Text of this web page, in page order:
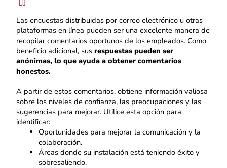
Las encuestas distribuidas por correo electrónico u otras
plataformas en línea pueden ser una excelente manera de
recopilar comentarios oportunos de los empleados. Como
beneficio adicional, susrespuestas pueden ser
anónimas, lo que ayuda a obtener comentarios
honestos.
A partir de estos comentarios, obtiene información valiosa
sobre los niveles de confianza, las preocupaciones y las
sugerencias para mejorar. Utilice esta opción para
identificar:
Oportunidades para mejorar la comunicación y la
colaboración.
Áreas donde su instalación está teniendo éxito y
sobresaliendo.